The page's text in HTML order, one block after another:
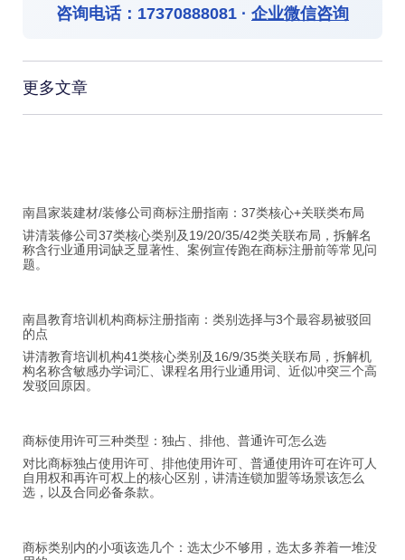
咨询电话： 17370888081 · 企业微信咨询
更多文章
南昌家装建材/装修公司商标注册指南：37类核心+关联类布局
讲清装修公司37类核心类别及19/20/35/42类关联布局，拆解名
称含行业通用词缺乏显著性、案例宣传跑在商标注册前等常见问
题。
南昌教育培训机构商标注册指南：类别选择与3个最容易被驳回
的点
讲清教育培训机构41类核心类别及16/9/35类关联布局，拆解机
构名称含敏感办学词汇、课程名用行业通用词、近似冲突三个高
发驳回原因。
商标使用许可三种类型：独占、排他、普通许可怎么选
对比商标独占使用许可、排他使用许可、普通使用许可在许可人
自用权和再许可权上的核心区别，讲清连锁加盟等场景该怎么
选，以及合同必备条款。
商标类别内的小项该选几个：选太少不够用，选太多养着一堆没